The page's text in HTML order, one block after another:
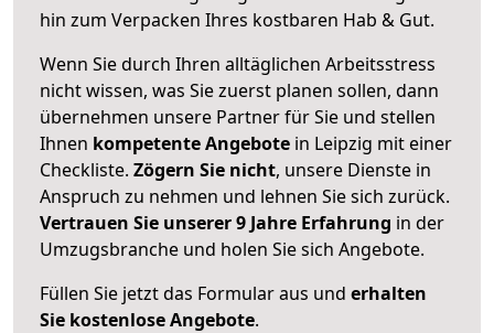
hin zum Verpacken Ihres kostbaren Hab & Gut.
Wenn Sie durch Ihren alltäglichen Arbeitsstress
nicht wissen, was Sie zuerst planen sollen, dann
übernehmen unsere Partner für Sie und stellen
Ihnen kompetente Angebote in Leipzig mit einer
Checkliste. Zögern Sie nicht, unsere Dienste in
Anspruch zu nehmen und lehnen Sie sich zurück.
Vertrauen Sie unserer 9 Jahre Erfahrung in der
Umzugsbranche und holen Sie sich Angebote.
Füllen Sie jetzt das Formular aus und erhalten
Sie kostenlose Angebote.